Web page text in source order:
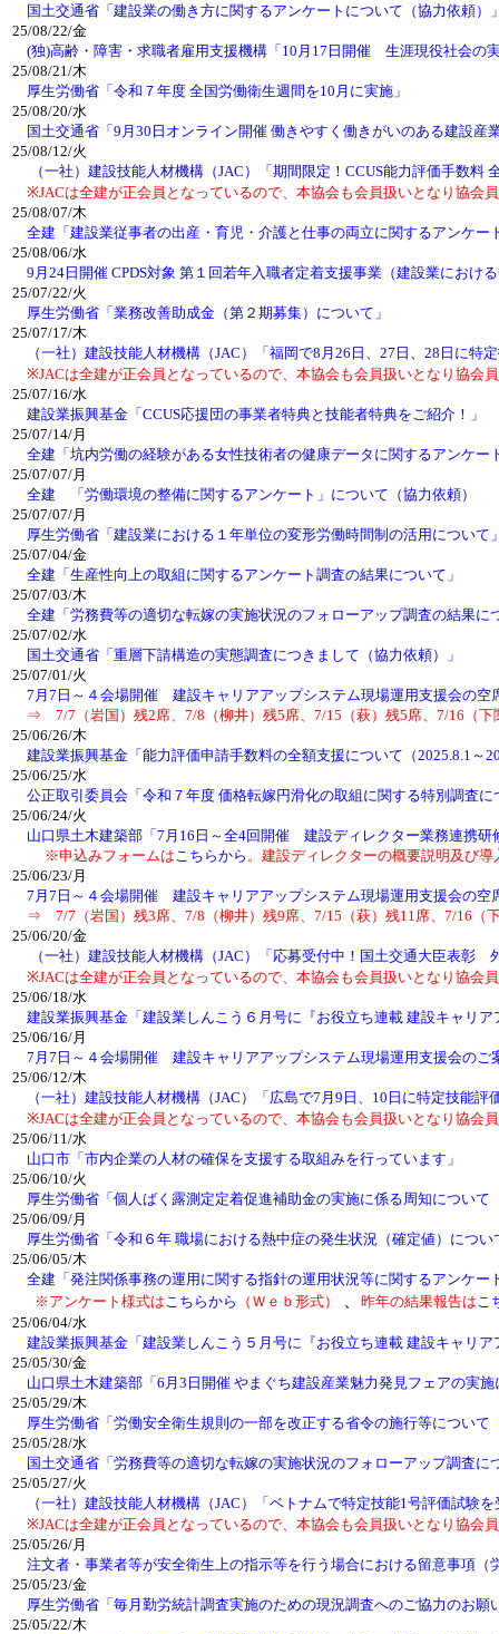
国土交通省「建設業の働き方に関するアンケートについて（協力依頼）
25/08/22/金
(独)高齢・障害・求職者雇用支援機構「10月17日開催 生涯現役社会の
25/08/21/木
厚生労働省「令和７年度 全国労働衛生週間を10月に実施」
25/08/20/水
国土交通省「9月30日オンライン開催 働きやすく働きがいのある建設産
25/08/12/火
（一社）建設技能人材機構（JAC）「期間限定！CCUS能力評価手数料
※JACは全建が正会員となっているので、本協会も会員扱いとなり協会
25/08/07/木
全建「建設業従事者の出産・育児・介護と仕事の両立に関するアンケー
25/08/06/水
9月24日開催 CPDS対象 第１回若年入職者定着支援事業（建設業におけ
25/07/22/火
厚生労働省「業務改善助成金（第２期募集）について」
25/07/17/木
（一社）建設技能人材機構（JAC）「福岡で8月26日、27日、28日に特
※JACは全建が正会員となっているので、本協会も会員扱いとなり協会
25/07/16/水
建設業振興基金「CCUS応援団の事業者特典と技能者特典をご紹介！」
25/07/14/月
全建「坑内労働の経験がある女性技術者の健康データに関するアンケー
25/07/07/月
全建 「労働環境の整備に関するアンケート」について（協力依頼）
25/07/07/月
厚生労働省「建設業における１年単位の変形労働時間制の活用について
25/07/04/金
全建「生産性向上の取組に関するアンケート調査の結果について」
25/07/03/木
全建「労務費等の適切な転嫁の実施状況のフォローアップ調査の結果に
25/07/02/水
国土交通省「重層下請構造の実態調査につきまして（協力依頼）」
25/07/01/火
7月7日～４会場開催 建設キャリアアップシステム現場運用支援会の空
⇒ 7/7（岩国）残2席、7/8（柳井）残5席、7/15（萩）残5席、7/16（下
25/06/26/木
建設業振興基金「能力評価申請手数料の全額支援について（2025.8.1～
25/06/25/水
公正取引委員会「令和７年度 価格転嫁円滑化の取組に関する特別調査に
25/06/24/火
山口県土木建築部「7月16日～全4回開催 建設ディレクター業務連携
※申込みフォームはこちらから 。建設ディレクターの概要説明及び
25/06/23/月
7月7日～４会場開催 建設キャリアアップシステム現場運用支援会の空
⇒ 7/7（岩国）残3席、7/8（柳井）残9席、7/15（萩）残11席、7/16（
25/06/20/金
（一社）建設技能人材機構（JAC）「応募受付中！国土交通大臣表彰
※JACは全建が正会員となっているので、本協会も会員扱いとなり協会
25/06/18/水
建設業振興基金「建設業しんこう６月号に『お役立ち連載 建設キャリ
25/06/16/月
7月7日～４会場開催 建設キャリアアップシステム現場運用支援会のご
25/06/12/木
（一社）建設技能人材機構（JAC）「広島で7月9日、10日に特定技能評
※JACは全建が正会員となっているので、本協会も会員扱いとなり協会
25/06/11/水
山口市「市内企業の人材の確保を支援する取組みを行っています」
25/06/10/火
厚生労働省「個人ばく露測定定着促進補助金の実施に係る周知について
25/06/09/月
厚生労働省「令和６年 職場における熱中症の発生状況（確定値）につい
25/06/05/木
全建「発注関係事務の運用に関する指針の運用状況等に関するアンケー
※アンケート様式はこちらから （Ｗｅｂ形式） 昨年の結果報告はこ
25/06/04/水
建設業振興基金「建設業しんこう５月号に『お役立ち連載 建設キャリ
25/05/30/金
山口県土木建築部「6月3日開催 やまぐち建設産業魅力発見フェアの実施
25/05/29/木
厚生労働省「労働安全衛生規則の一部を改正する省令の施行等につい
25/05/28/水
国土交通省「労務費等の適切な転嫁の実施状況のフォローアップ調査に
25/05/27/火
（一社）建設技能人材機構（JAC）「ベトナムで特定技能1号評価試験
※JACは全建が正会員となっているので、本協会も会員扱いとなり協会
25/05/26/月
注文者・事業者等が安全衛生上の指示等を行う場合における留意事項
25/05/23/金
厚生労働省「毎月勤労統計調査実施のための現況調査へのご協力のお願
25/05/22/木